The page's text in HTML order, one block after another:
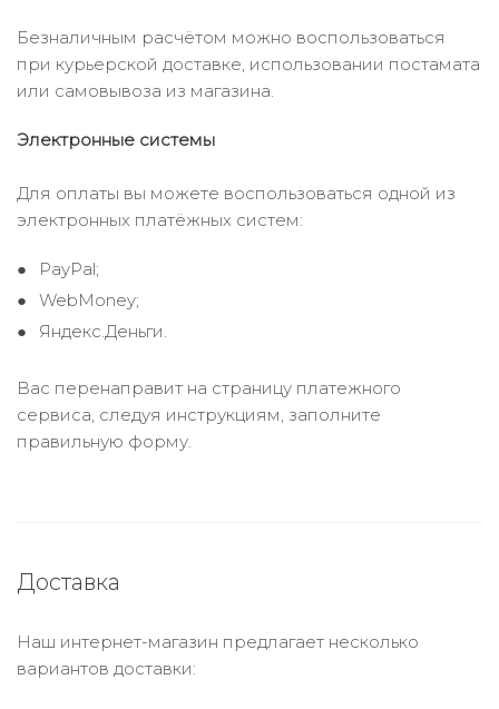
Безналичным расчётом можно воспользоваться
при курьерской доставке, использовании постамата
или самовывоза из магазина.
Электронные системы
Для оплаты вы можете воспользоваться одной из
электронных платёжных систем:
PayPal;
WebMoney;
Яндекс.Деньги.
Вас перенаправит на страницу платежного
сервиса, следуя инструкциям, заполните
правильную форму.
Доставка
Наш интернет-магазин предлагает несколько
вариантов доставки: